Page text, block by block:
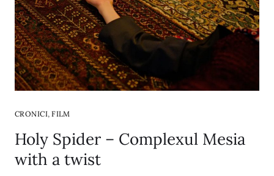
CRONICI,FILM
Holy Spider – Complexul Mesia
with a twist